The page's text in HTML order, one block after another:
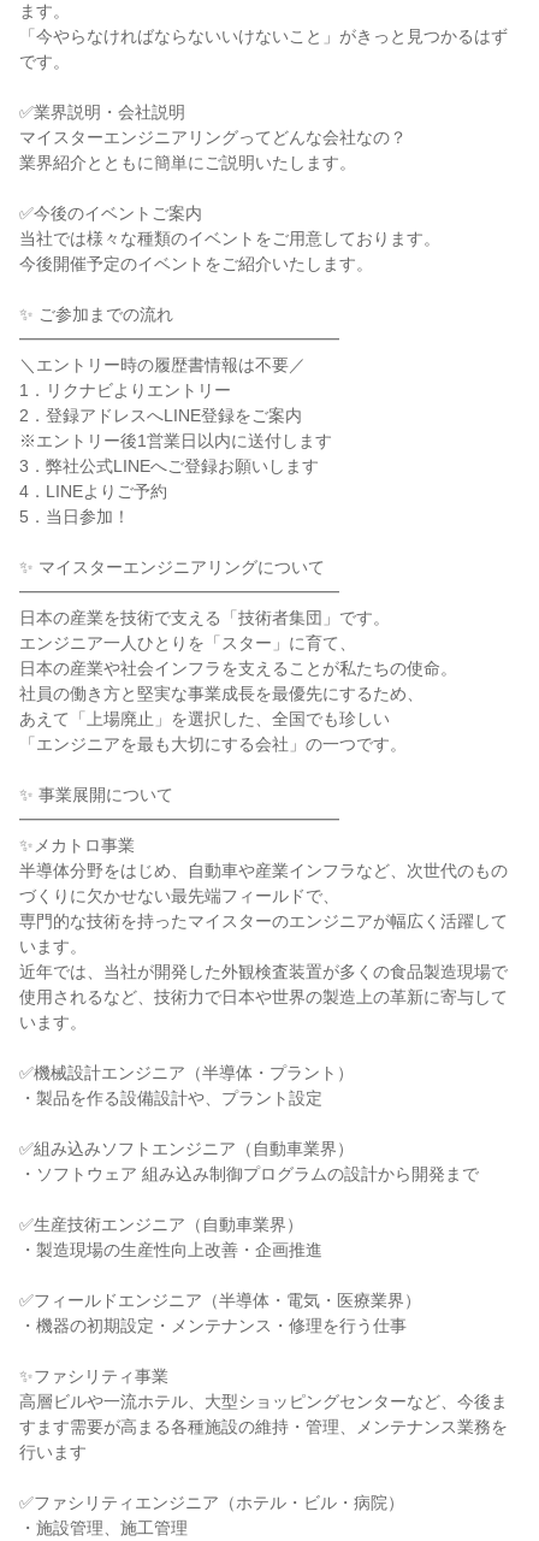
ます。
「今やらなければならないいけないこと」がきっと見つかるはず
です。
✅業界説明・会社説明
マイスターエンジニアリングってどんな会社なの？
業界紹介とともに簡単にご説明いたします。
✅今後のイベントご案内
当社では様々な種類のイベントをご用意しております。
今後開催予定のイベントをご紹介いたします。
✨ ご参加までの流れ
━━━━━━━━━━━━━━━━━━━
＼エントリー時の履歴書情報は不要／
1．リクナビよりエントリー
2．登録アドレスへLINE登録をご案内
※エントリー後1営業日以内に送付します
3．弊社公式LINEへご登録お願いします
4．LINEよりご予約
5．当日参加！
✨ マイスターエンジニアリングについて
━━━━━━━━━━━━━━━━━━━
日本の産業を技術で支える「技術者集団」です。
エンジニア一人ひとりを「スター」に育て、
日本の産業や社会インフラを支えることが私たちの使命。
社員の働き方と堅実な事業成長を最優先にするため、
あえて「上場廃止」を選択した、全国でも珍しい
「エンジニアを最も大切にする会社」の一つです。
✨ 事業展開について
━━━━━━━━━━━━━━━━━━━
✨メカトロ事業
半導体分野をはじめ、自動車や産業インフラなど、次世代のもの
づくりに欠かせない最先端フィールドで、
専門的な技術を持ったマイスターのエンジニアが幅広く活躍して
います。
近年では、当社が開発した外観検査装置が多くの食品製造現場で
使用されるなど、技術力で日本や世界の製造上の革新に寄与して
います。
✅機械設計エンジニア（半導体・プラント）
・製品を作る設備設計や、プラント設定
✅組み込みソフトエンジニア（自動車業界）
・ソフトウェア 組み込み制御プログラムの設計から開発まで
✅生産技術エンジニア（自動車業界）
・製造現場の生産性向上改善・企画推進
✅フィールドエンジニア（半導体・電気・医療業界）
・機器の初期設定・メンテナンス・修理を行う仕事
✨ファシリティ事業
高層ビルや一流ホテル、大型ショッピングセンターなど、今後ま
すます需要が高まる各種施設の維持・管理、メンテナンス業務を
行います
✅ファシリティエンジニア（ホテル・ビル・病院）
・施設管理、施工管理